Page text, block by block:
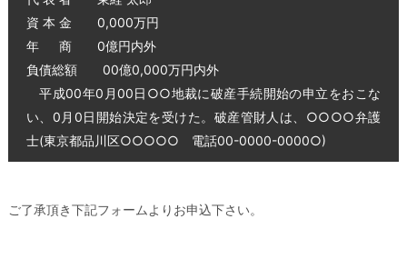
資 本 金 0,000万円
年 商 0億円内外
負債総額 00億0,000万円内外
平成00年0月00日○○地裁に破産手続開始の申立をおこな
い、0月0日開始決定を受けた。破産管財人は、○○○○弁護
士(東京都品川区○○○○○ 電話00-0000-0000○)
ご了承頂き下記フォームよりお申込下さい。